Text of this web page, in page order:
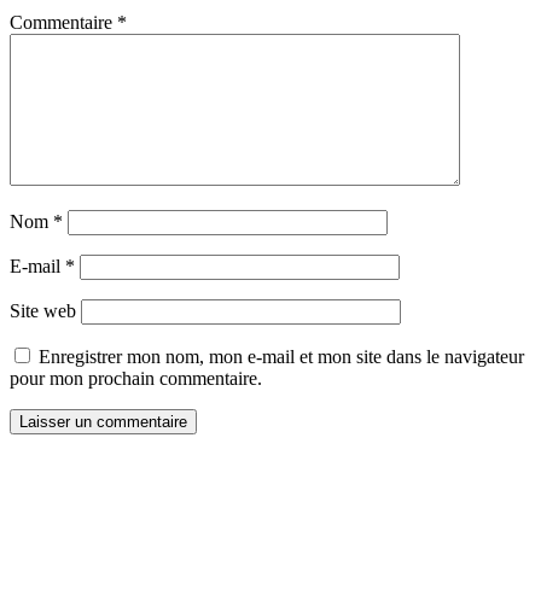
Commentaire *
Nom *
E-mail *
Site web
Enregistrer mon nom, mon e-mail et mon site dans le navigateur
pour mon prochain commentaire.